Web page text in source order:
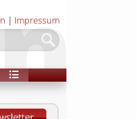
| Impressum